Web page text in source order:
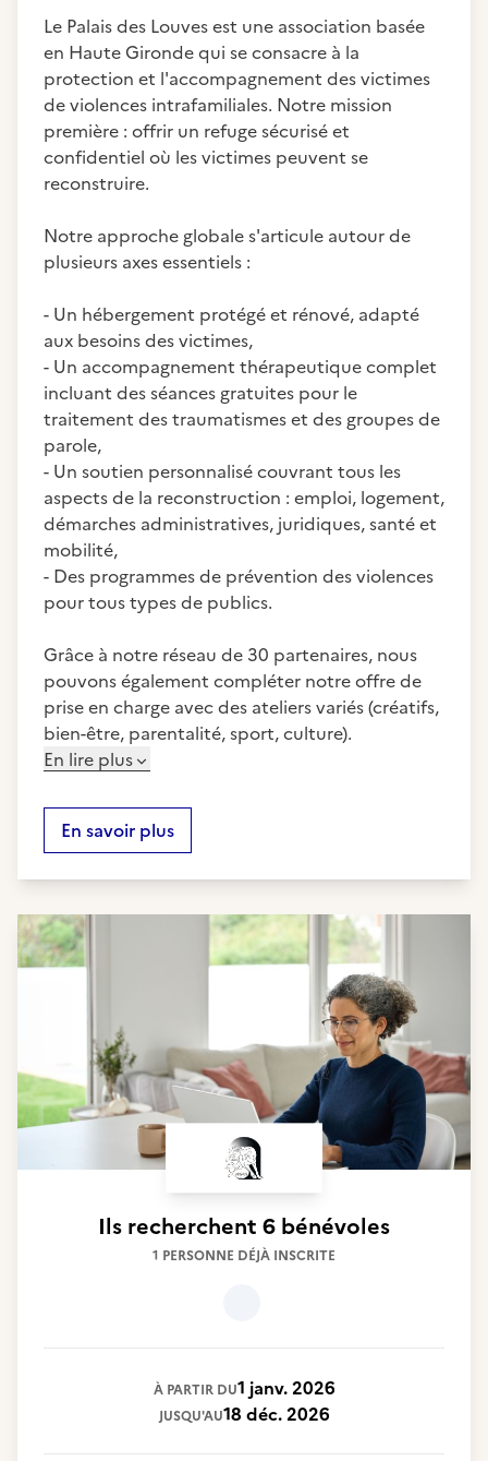
Le Palais des Louves est une association basée
en Haute Gironde qui se consacre à la
protection et l'accompagnement des victimes
de violences intrafamiliales. Notre mission
première : offrir un refuge sécurisé et
confidentiel où les victimes peuvent se
reconstruire.
Notre approche globale s'articule autour de
plusieurs axes essentiels :
- Un hébergement protégé et rénové, adapté
aux besoins des victimes,
- Un accompagnement thérapeutique complet
incluant des séances gratuites pour le
traitement des traumatismes et des groupes de
parole,
- Un soutien personnalisé couvrant tous les
aspects de la reconstruction : emploi, logement,
démarches administratives, juridiques, santé et
mobilité,
- Des programmes de prévention des violences
pour tous types de publics.
Grâce à notre réseau de 30 partenaires, nous
pouvons également compléter notre offre de
prise en charge avec des ateliers variés (créatifs,
bien-être, parentalité, sport, culture).
En lire plus
En savoir plus
Ils recherchent 6 bénévoles
1 PERSONNE DÉJÀ INSCRITE
À PARTIR DU1 janv. 2026
JUSQU'AU18 déc. 2026